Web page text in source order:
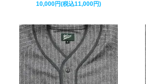
10,000円(税込11,000円)